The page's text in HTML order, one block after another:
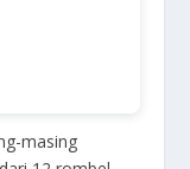
masing